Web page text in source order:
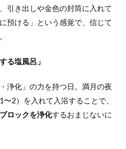
引き出しや金色の封筒に入れて
預ける」という感覚で、信じて
る塩風呂」
浄化」の力を持つ日。満月の夜
2）を入れて入浴することで、
ロックを浄化するおまじないに